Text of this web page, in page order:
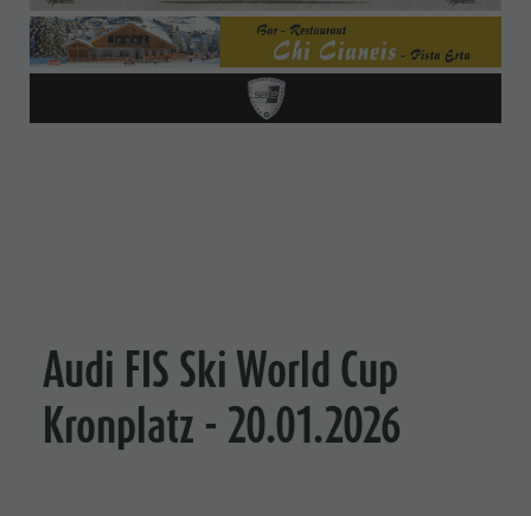
Audi FIS Ski World Cup
Kronplatz - 20.01.2026